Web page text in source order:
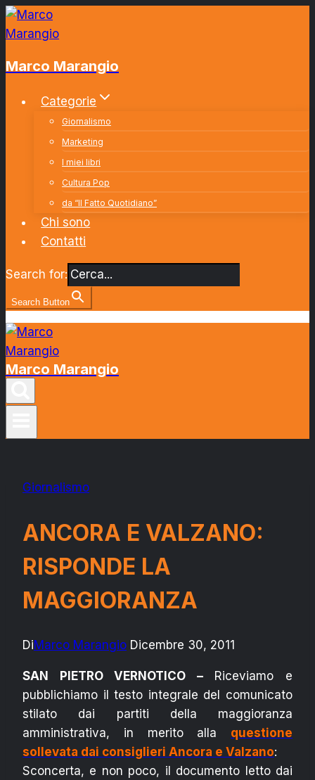
Salta
al
Marco Marangio
Categorie
Giornalismo
Marketing
I miei libri
Cultura Pop
da “Il Fatto Quotidiano”
Chi sono
Contatti
Search for:
Search Button
Marco Marangio
Giornalismo
ANCORA E VALZANO:
RISPONDE LA
MAGGIORANZA
DiMarco Marangio Dicembre 30, 2011
SAN PIETRO VERNOTICO –Riceviamo e
pubblichiamo il testo integrale del comunicato
stilato dai partiti della maggioranza
amministrativa, in merito alla questione
sollevata dai consiglieri Ancora e Valzano:
Sconcerta, e non poco, il documento letto dai